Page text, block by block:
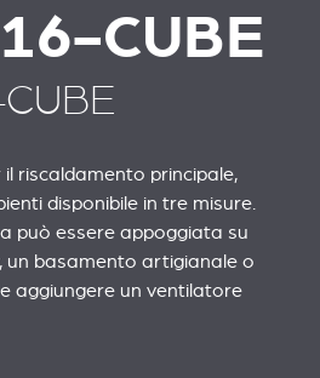
CUBE
il riscaldamento principale,
disponibile in tre misure.
può essere appoggiata su
un basamento artigianale o
aggiungere un ventilatore